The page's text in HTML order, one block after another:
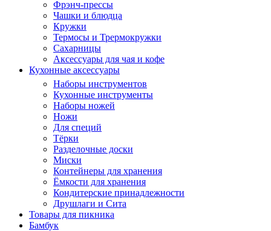
Фрэнч-прессы
Чашки и блюдца
Кружки
Термосы и Трермокружки
Сахарницы
Аксессуары для чая и кофе
Кухонные аксессуары
Наборы инструментов
Кухонные инструменты
Наборы ножей
Ножи
Для специй
Тёрки
Разделочные доски
Миски
Контейнеры для хранения
Ёмкости для хранения
Кондитерские принадлежности
Друшлаги и Сита
Товары для пикника
Бамбук